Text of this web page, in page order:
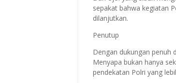
sepakat bahwa kegiatan
dilanjutkan.
Penutup
Dengan dukungan penuh
Menyapa bukan hanya
pendekatan Polri yang